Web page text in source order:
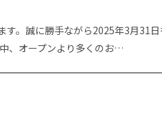
。誠に勝手ながら2025年3月31日
、オープンより多くのお…